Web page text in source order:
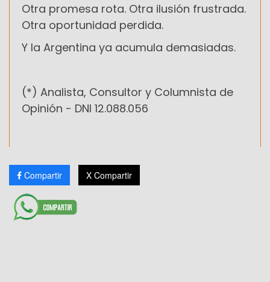
Otra promesa rota. Otra ilusión frustrada.
Otra oportunidad perdida.
Y la Argentina ya acumula demasiadas.
(*) Analista, Consultor y Columnista de
Opinión - DNI 12.088.056
Compartir X Compartir